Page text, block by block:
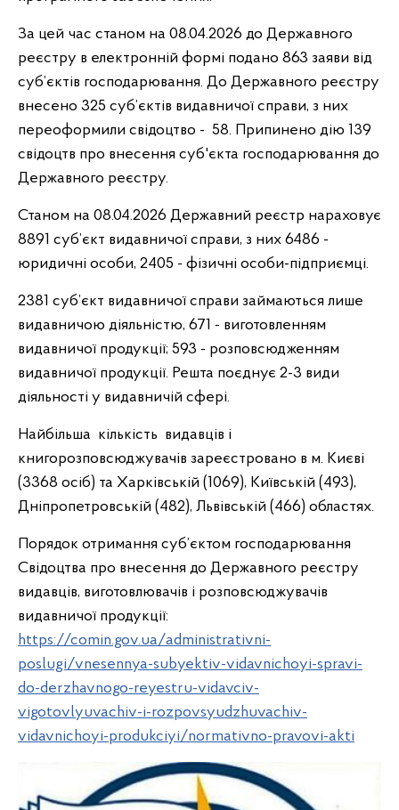
За цей час станом на 08.04.2026 до Державного
реєстру в електронній формі подано 863 заяви від
суб’єктів господарювання. До Державного реєстру
внесено 325 суб’єктів видавничої справи, з них
переоформили свідоцтво - 58. Припинено дію 139
свідоцтв про внесення суб'єкта господарювання до
Державного реєстру.
Станом на 08.04.2026 Державний реєстр нараховує
8891 суб’єкт видавничої справи, з них 6486 -
юридичні особи, 2405 - фізичні особи-підприємці.
2381 суб’єкт видавничої справи займаються лише
видавничою діяльністю, 671 - виготовленням
видавничої продукції; 593 - розповсюдженням
видавничої продукції. Решта поєднує 2-3 види
діяльності у видавничій сфері.
Найбільша кількість видавців і
книгорозповсюджувачів зареєстровано в м. Києві
(3368 осіб) та Харківській (1069), Київській (493),
Дніпропетровській (482), Львівській (466) областях.
Порядок отримання суб’єктом господарювання
Свідоцтва про внесення до Державного реєстру
видавців, виготовлювачів і розповсюджувачів
видавничої продукції:
https://comin.gov.ua/administrativni-
poslugi/vnesennya-subyektiv-vidavnichoyi-spravi-
do-derzhavnogo-reyestru-vidavciv-
vigotovlyuvachiv-i-rozpovsyudzhuvachiv-
vidavnichoyi-produkciyi/normativno-pravovi-akti